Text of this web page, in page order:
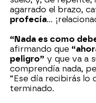
agarrado el brazo,
profecía…
“Nada es como
afirmando que
peligro” y que va a
comprendía nada,
“Ese día recibirás lo
terminado.